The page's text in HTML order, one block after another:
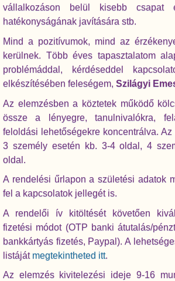
vállalkozáson belül kisebb csapat
hatékonyságának javítására stb.
Mind a pozitívumok, mind az
kerülnek. Több éves tapasztalatom
problémáddal, kérdéseddel
elkészítésében feleségem, Szilágyi
Az elemzésben a köztetek működő
össze a lényegre, tanulnivalókra,
feloldási lehetőségekre koncentrálva.
3 személy esetén kb. 3-4 oldal, 4
oldal.
A rendelési űrlapon a születési adatok
fel a kapcsolatok jellegét is.
A rendelői ív kitöltését követően
fizetési módot (OTP banki átutalás/
bankkártyás fizetés, Paypal). A
listáját megtekintheted itt.
Az elemzés kivitelezési ideje 9-16